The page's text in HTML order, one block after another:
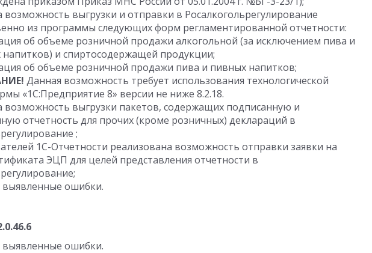
возможность выгрузки и отправки в Росалкогольрегулирование
из программы следующих форм регламентированной отчетности:
об объеме розничной продажи алкогольной (за исключением пива и
и спиртосодержащей продукции;
об объеме розничной продажи пива и пивных напитков;
Данная возможность требует использования технологической
«1С:Предприятие 8» версии не ниже 8.2.18.
возможность выгрузки пакетов, содержащих подписанную и
отчетность для прочих (кроме розничных) деклараций в
;
1С-Отчетности реализована возможность отправки заявки на
ЭЦП для целей представления отчетности в
ошибки.
ошибки.